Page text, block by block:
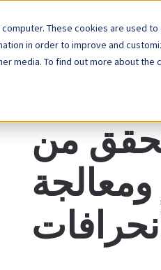
These cookies are used
in order to improve and
media. To find out more about the
الشركاء الأسعار
من